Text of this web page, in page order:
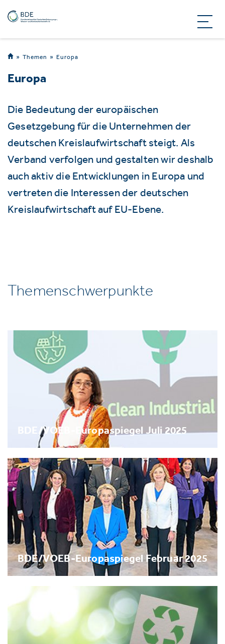
Themen Europa
Europa
Die Bedeutung der europäischen
Gesetzgebung für die Unternehmen der
deutschen Kreislaufwirtschaft steigt. Als
Verband verfolgen und gestalten wir deshalb
auch aktiv die Entwicklungen in Europa und
vertreten die Interessen der deutschen
Kreislaufwirtschaft auf EU-Ebene.
Themenschwerpunkte
BDE/VOEB-Europaspiegel Juli 2025
BDE/VOEB-Europaspiegel Februar 2025